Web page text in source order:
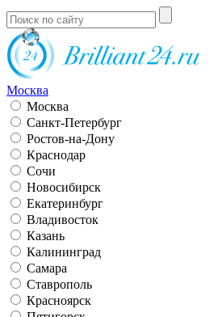
Москва
Москва
Санкт-Петербург
Ростов-на-Дону
Краснодар
Сочи
Новосибирск
Екатеринбург
Владивосток
Казань
Калининград
Самара
Ставрополь
Красноярск